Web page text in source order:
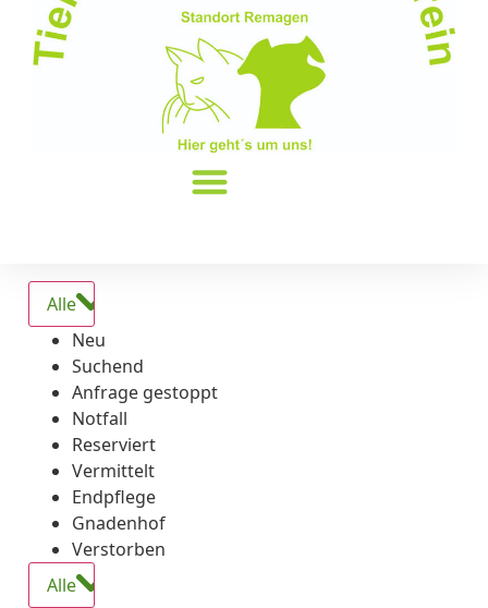
Alle
Neu
Suchend
Anfrage gestoppt
Notfall
Reserviert
Vermittelt
Endpflege
Gnadenhof
Verstorben
Alle